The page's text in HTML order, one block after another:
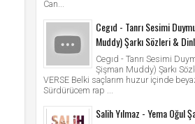
Can...
Cegıd - Tanrı Sesimi
Muddy) Şarkı Sözleri &
Cegıd - Tanrı Sesimi
Şişman Muddy) Şarkı
VERSE Belki saçlarım huzur içinde
Sürdürücem rap ...
Salih Yılmaz - Yema Oğul